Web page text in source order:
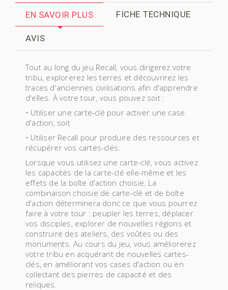
EN SAVOIR PLUS FICHE TECHNIQUE
AVIS
Tout au long du jeu Recall, vous dirigerez votre
tribu, explorerez les terres et découvrirez les
traces d'anciennes civilisations afin d'apprendre
d'elles. À votre tour, vous pouvez soit :
• Utiliser une carte-clé pour activer une case
d'action, soit
• Utiliser Recall pour produire des ressources et
récupérer vos cartes-clés.
Lorsque vous utilisez une carte-clé, vous activez
les capacités de la carte-clé elle-même et les
effets de la boîte d'action choisie. La
combinaison choisie de carte-clé et de boîte
d'action déterminera donc ce que vous pourrez
faire à votre tour : peupler les terres, déplacer
vos disciples, explorer de nouvelles régions et
construire des ateliers, des voûtes ou des
monuments. Au cours du jeu, vous améliorerez
votre tribu en acquérant de nouvelles cartes-
clés, en améliorant vos cases d'action ou en
collectant des pierres de capacité et des
reliques.